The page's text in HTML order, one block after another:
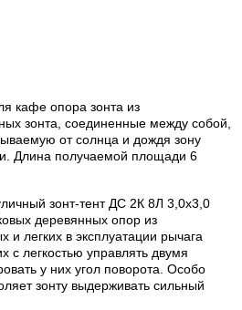
кафе опора зонта из
зонта, соединенные между собой,
от солнца и дождя зону
Длина получаемой площади 6
зонт-тент ДС 2К 8Л 3,0х3,0
деревянных опор из
и легких в эксплуатации рычага
с легкостью управлять двумя
у них угол поворота. Особо
зонту выдерживать сильный